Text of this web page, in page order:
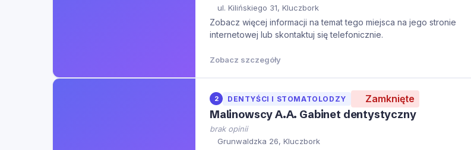
ul. Kilińskiego 31, Kluczbork
Zobacz więcej informacji na temat tego miejsca na jego stronie
internetowej lub skontaktuj się telefonicznie.
Zobacz szczegóły
2 DENTYŚCI I STOMATOLODZY Zamknięte
Malinowscy A.A. Gabinet dentystyczny
brak opinii
Grunwaldzka 26, Kluczbork